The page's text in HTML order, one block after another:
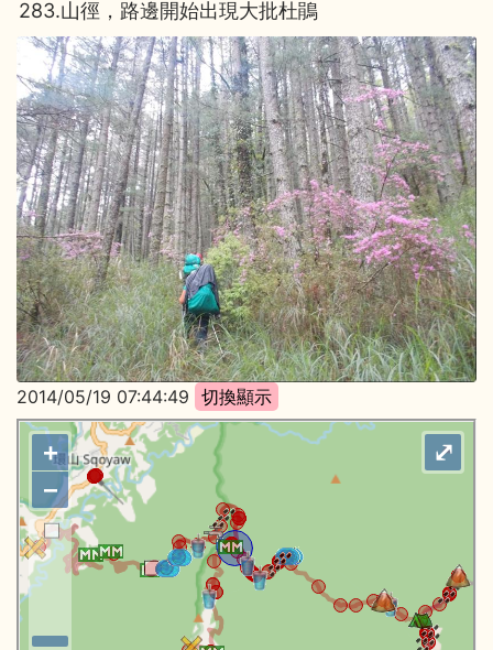
283.山徑，路邊開始出現大批杜鵑
2014/05/19 07:44:49
+
−
⤢